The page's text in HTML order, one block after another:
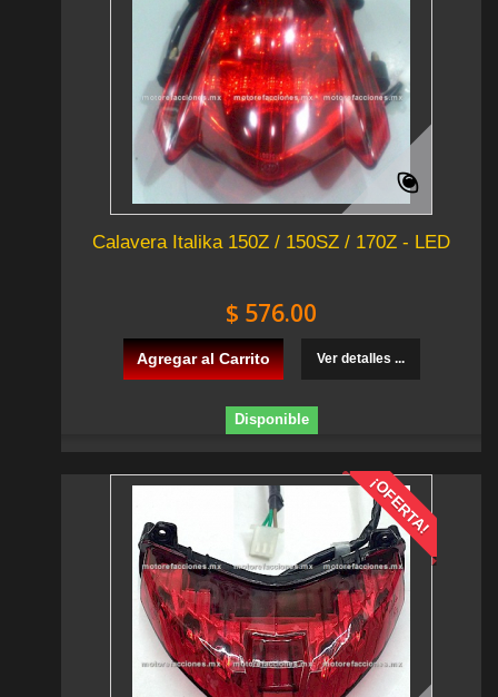
Calavera Italika 150Z / 150SZ / 170Z - LED
$ 576.00
Agregar al Carrito Ver detalles ...
Disponible
¡OFERTA!